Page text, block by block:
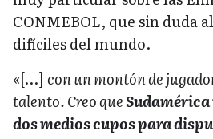
CONMEBOL, que sin duda
difíciles del mundo.
«[…] con un montón de
talento. Creo queSudamérica
dos medios cupos para